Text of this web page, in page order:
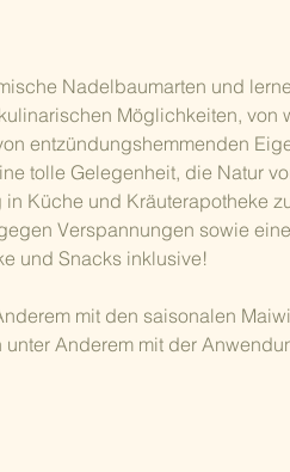
Nadelbaumarten und
Möglichkeiten,
entzündungshemmenden
tolle Gelegenheit, die Natur
Küche und Kräuterapotheke
Verspannungen sowie
und Snacks inklusive!
mit den saisonalen
Anderem mit der